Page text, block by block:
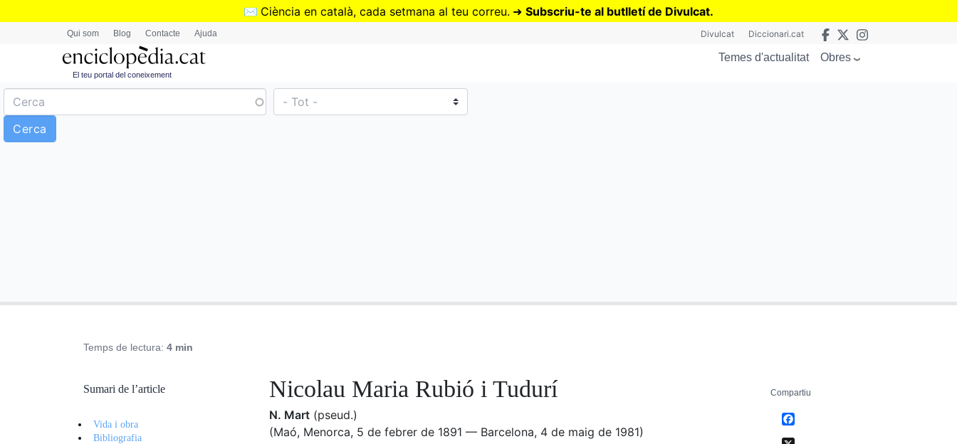
Vés
✉️ Ciència en català, cada setmana al teu correu. ➜ Subscriu-te al butlletí de Divulcat.
Qui som Blog Contacte Ajuda Divulcat Diccionari.cat
El teu portal del coneixement
Temes d'actualitat Obres
Temps de lectura: 4 min
Nicolau Maria Rubió i Tudurí
N. Mart (pseud.)
(Maó, Menorca, 5 de febrer de 1891 — Barcelona, 4 de maig de 1981)
Sumari de l’article
Vida i obra
Bibliografia
Compartiu